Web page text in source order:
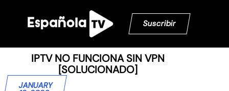
Suscribir
IPTV NO FUNCIONA SIN VPN
[SOLUCIONADO]
JANUARY